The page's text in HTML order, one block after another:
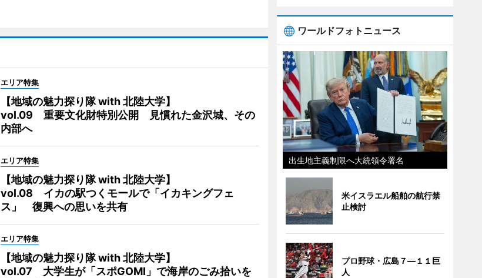
エリア特集
【地域の魅力探り隊 with 北陸大学】
vol.09 重要文化財特別公開 見慣れた金沢城、その
内部へ
エリア特集
【地域の魅力探り隊 with 北陸大学】
vol.08 イカの駅つくモールで「イカキングフェ
ス」 復興への思いを共有
エリア特集
【地域の魅力探り隊 with 北陸大学】
vol.07 大学生が「スポGOMI」で海岸のごみ拾いを
ワールドフォトニュース
出生地主義制限へ大統領令署名
米イスラエル船舶の航行禁
止検討
プロ野球・広島７―１１巨
人